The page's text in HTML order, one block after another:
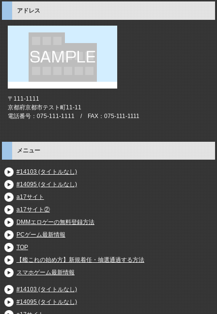
アドレス
〒111-1111
京都府京都市テスト町11-11
電話番号：075-111-1111 / FAX：075-111-1111
メニュー
#14103 (タイトルなし)
#14095 (タイトルなし)
a17サイト
a17サイト②
DMMエロゲーの無料登録方法
PCゲーム最新情報
TOP
【艦これの始め方】新規着任・抽選通過する方法
スマホゲーム最新情報
#14103 (タイトルなし)
#14095 (タイトルなし)